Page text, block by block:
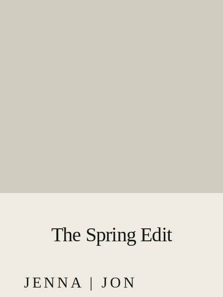
The Spring Edit
JENNA | JON